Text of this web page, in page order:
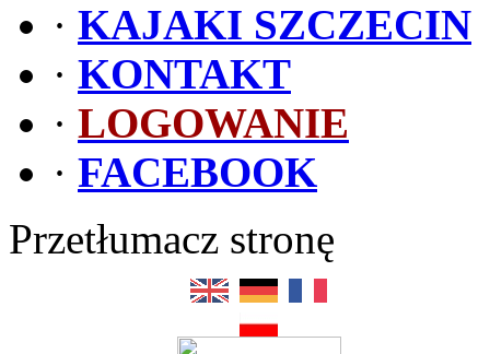
· KAJAKI SZCZECIN
· KONTAKT
· LOGOWANIE
· FACEBOOK
Przetłumacz stronę